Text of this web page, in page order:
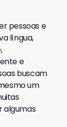
pessoas e
língua,
e
buscam
um
algumas